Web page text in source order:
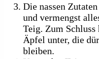
Die nassen
und vermengst
Teig. Zum Schluss
Äpfel unter, die
bleiben.